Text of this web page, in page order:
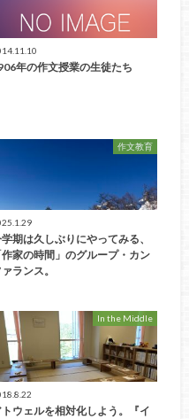
年の作文授業の生徒たち
作文教育
期は久しぶりにやってみる、
作家の時間」のグループ・カン
ランス。
In the Middle
トウェルを相対化しよう。『イ